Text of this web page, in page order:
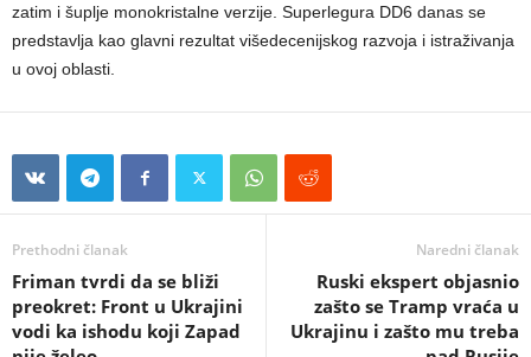
zatim i šuplje monokristalne verzije. Superlegura DD6 danas se
predstavlja kao glavni rezultat višedecenijskog razvoja i istraživanja
u ovoj oblasti.
Prethodni članak
Friman tvrdi da se bliži
preokret: Front u Ukrajini
vodi ka ishodu koji Zapad
Naredni članak
Ruski ekspert objasnio
zašto se Tramp vraća u
Ukrajinu i zašto mu treba